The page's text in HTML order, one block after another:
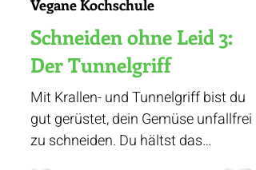
6. Dez. 2024
Vegane Kochschule
Schneiden ohne Leid 3:
Der Tunnelgriff